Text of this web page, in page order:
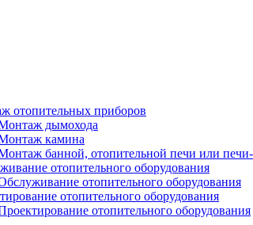
отопительных приборов
дымохода
камина
банной, отопительной печи или
отопительного оборудования
отопительного оборудования
отопительного оборудования
отопительного оборудования